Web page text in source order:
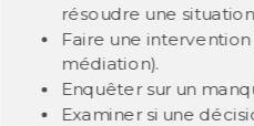
résoudre une
Faire une
médiation).
Enquêter sur un
Examiner si une